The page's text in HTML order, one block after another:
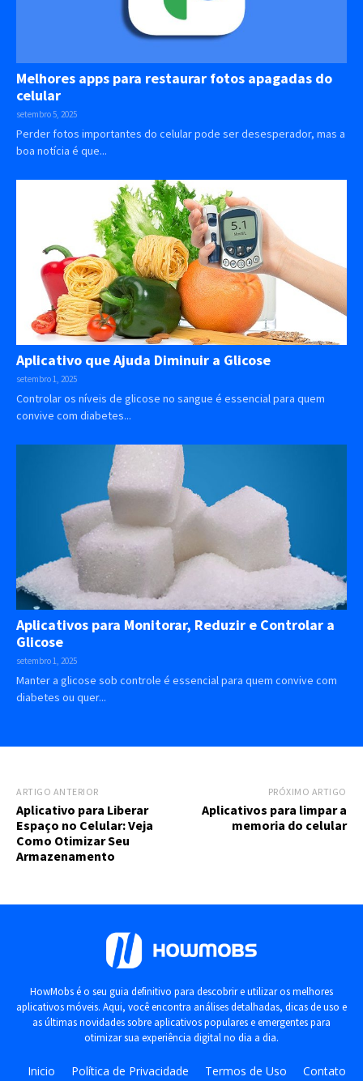
Melhores apps para restaurar fotos apagadas do
celular
setembro 5, 2025
Perder fotos importantes do celular pode ser desesperador, mas a
boa notícia é que...
Aplicativo que Ajuda Diminuir a Glicose
setembro 1, 2025
Controlar os níveis de glicose no sangue é essencial para quem
convive com diabetes...
Aplicativos para Monitorar, Reduzir e Controlar a
Glicose
setembro 1, 2025
Manter a glicose sob controle é essencial para quem convive com
diabetes ou quer...
ARTIGO ANTERIOR
Aplicativo para Liberar
Espaço no Celular: Veja
Como Otimizar Seu
Armazenamento
PRÓXIMO ARTIGO
Aplicativos para limpar a
memoria do celular
HowMobs é o seu guia definitivo para descobrir e utilizar os melhores
aplicativos móveis. Aqui, você encontra análises detalhadas, dicas de uso e
as últimas novidades sobre aplicativos populares e emergentes para
otimizar sua experiência digital no dia a dia.
Inicio Política de Privacidade Termos de Uso Contato